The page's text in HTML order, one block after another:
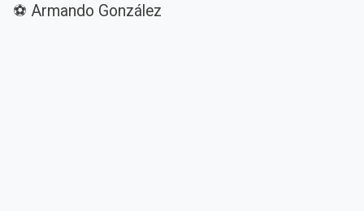
⚽ Armando González